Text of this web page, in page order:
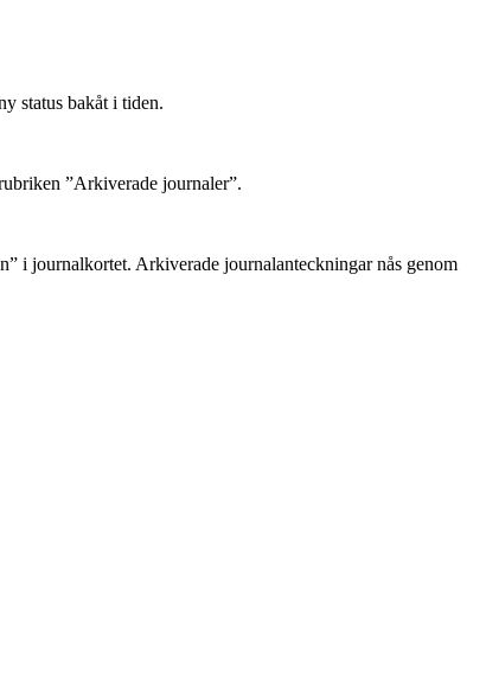
status bakåt i tiden.
”Arkiverade journaler”.
i journalkortet. Arkiverade journalanteckningar nås genom